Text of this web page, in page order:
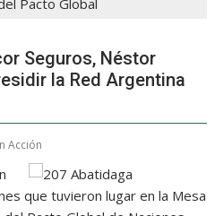
Pacto Global
Seguros, Néstor
la Red Argentina
Acción
que tuvieron lugar en la Mesa